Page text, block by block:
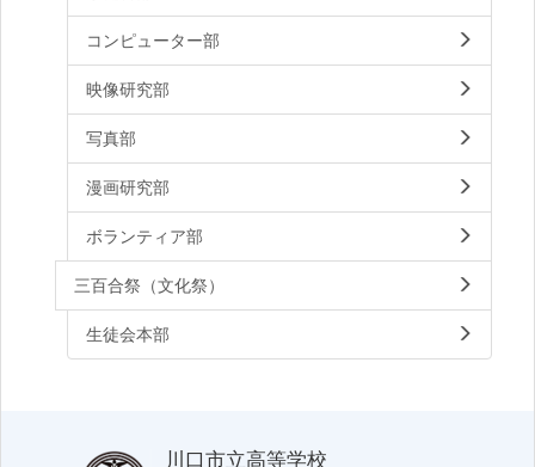
コンピューター部
映像研究部
写真部
漫画研究部
ボランティア部
三百合祭（文化祭）
生徒会本部
川口市立高等学校